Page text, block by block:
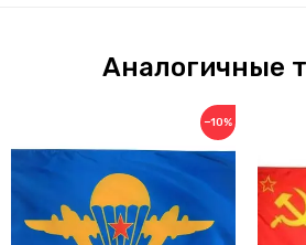
Аналогичные
−10%